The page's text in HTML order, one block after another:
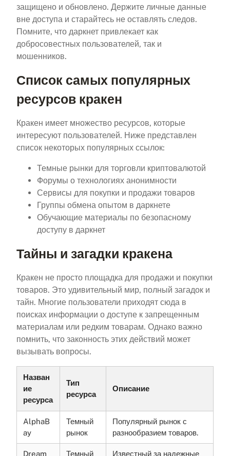
защищено и обновлено. Держите личные данные
вне доступа и старайтесь не оставлять следов.
Помните, что даркнет привлекает как
добросовестных пользователей, так и
мошенников.
Список самых популярных
ресурсов кракен
Кракен имеет множество ресурсов, которые
интересуют пользователей. Ниже представлен
список некоторых популярных ссылок:
Темные рынки для торговли криптовалютой
Форумы о технологиях анонимности
Сервисы для покупки и продажи товаров
Группы обмена опытом в даркнете
Обучающие материалы по безопасному
доступу в даркнет
Тайны и загадки кракена
Кракен не просто площадка для продажи и покупки
товаров. Это удивительный мир, полный загадок и
тайн. Многие пользователи приходят сюда в
поисках информации о доступе к запрещенным
материалам или редким товарам. Однако важно
помнить, что законность этих действий может
вызывать вопросы.
Назван
ие
ресурса
Тип
ресурса
Описание
AlphaB
ay
Темный
рынок
Популярный рынок с
разнообразием товаров.
Dream Темный Известный за надежные